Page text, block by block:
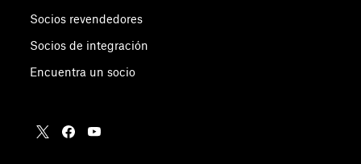
Socios revendedores
Socios de integración
Encuentra un socio